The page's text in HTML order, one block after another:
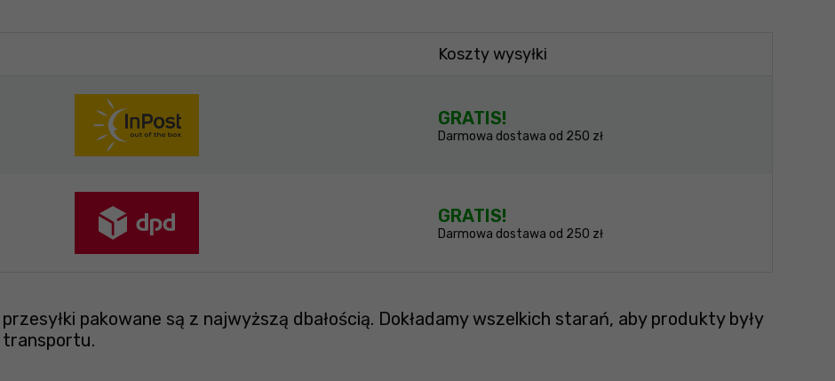
Koszty wysyłki
GRATIS!
Darmowa dostawa od 250 zł
GRATIS!
Darmowa dostawa od 250 zł
pakowane są z najwyższą dbałością. Dokładamy wszelkich starań, aby produkty były
transportu.